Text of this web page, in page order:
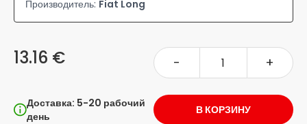
Производитель: Fiat Long
13.16 € - +
Доставка: 5-20 рабочий
день
В КОРЗИНУ